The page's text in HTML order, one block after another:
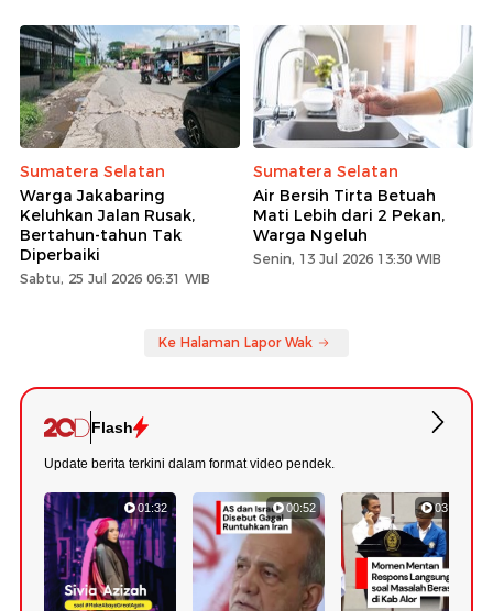
Sumatera Selatan
Warga Jakabaring
Keluhkan Jalan Rusak,
Bertahun-tahun Tak
Diperbaiki
Sabtu, 25 Jul 2026 06:31 WIB
Sumatera Selatan
Air Bersih Tirta Betuah
Mati Lebih dari 2 Pekan,
Warga Ngeluh
Senin, 13 Jul 2026 13:30 WIB
Ke Halaman Lapor Wak
Flash
Update berita terkini dalam format video pendek.
01:32 00:52 03:22